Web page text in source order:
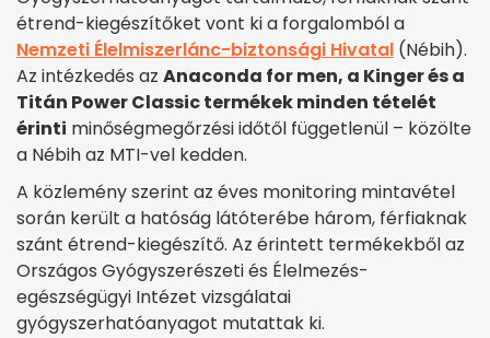
étrend-kiegészítőket vont ki a forgalomból a
Nemzeti Élelmiszerlánc-biztonsági Hivatal (Nébih).
Az intézkedés az Anaconda for men, a Kinger és a
Titán Power Classic termékek minden tételét
érinti minőségmegőrzési időtől függetlenül – közölte
a Nébih az MTI-vel kedden.
A közlemény szerint az éves monitoring mintavétel
során került a hatóság látóterébe három, férfiaknak
szánt étrend-kiegészítő. Az érintett termékekből az
Országos Gyógyszerészeti és Élelmezés-
egészségügyi Intézet vizsgálatai
gyógyszerhatóanyagot mutattak ki.